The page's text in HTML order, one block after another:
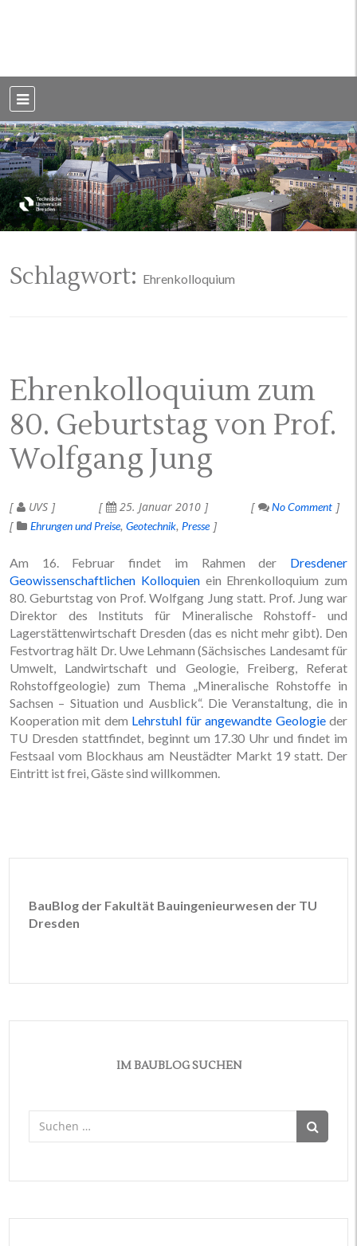
Dresden
Schlagwort: Ehrenkolloquium
Ehrenkolloquium zum
80. Geburtstag von Prof.
Wolfgang Jung
UVS 25. Januar 2010
No Comment
Ehrungen und Preise Geotechnik Presse
Am 16. Februar findet im Rahmen der Dresdener
Geowissenschaftlichen Kolloquienein Ehrenkolloquium zum
80. Geburtstag von Prof. Wolfgang Jung statt. Prof. Jung war
Direktor des Instituts für Mineralische Rohstoff- und
Lagerstättenwirtschaft Dresden (das es nicht mehr gibt). Den
Festvortrag hält Dr. Uwe Lehmann (Sächsisches Landesamt für
Umwelt, Landwirtschaft und Geologie, Freiberg, Referat
Rohstoffgeologie) zum Thema „Mineralische Rohstoffe in
Sachsen – Situation und Ausblick“. Die Veranstaltung, die in
Kooperation mit dem Lehrstuhl für angewandte Geologieder
TU Dresden stattfindet, beginnt um 17.30 Uhr und findet im
Festsaal vom Blockhaus am Neustädter Markt 19 statt. Der
Eintritt ist frei, Gäste sind willkommen.
BauBlog der Fakultät Bauingenieurwesen der TU
Dresden
IM BAUBLOG SUCHEN
Suchen
nach: